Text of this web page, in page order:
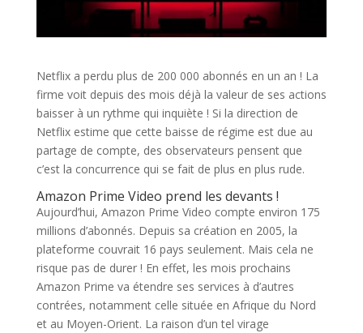
Netflix a perdu plus de 200 000 abonnés en un an ! La
firme voit depuis des mois déjà la valeur de ses actions
baisser à un rythme qui inquiète ! Si la direction de
Netflix estime que cette baisse de régime est due au
partage de compte, des observateurs pensent que
c’est la concurrence qui se fait de plus en plus rude.
Amazon Prime Video prend les devants !
Aujourd’hui, Amazon Prime Video compte environ 175
millions d’abonnés. Depuis sa création en 2005, la
plateforme couvrait 16 pays seulement. Mais cela ne
risque pas de durer ! En effet, les mois prochains
Amazon Prime va étendre ses services à d’autres
contrées, notamment celle située en Afrique du Nord
et au Moyen-Orient. La raison d’un tel virage